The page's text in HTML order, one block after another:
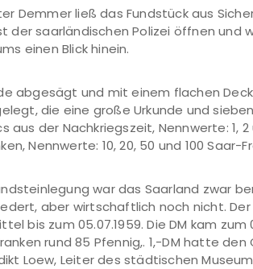
Demmer ließ das Fundstück aus
der saarländischen Polizei öffnen und
einen Blick hinein.
abgesägt und mit einem flachen
die eine große Urkunde und
aus der Nachkriegszeit, Nennwerte: 1,
Nennwerte: 10, 20, 50 und 100 Saar-
war das Saarland zwar
aber wirtschaftlich noch nicht.
bis zum 05.07.1959. Die DM kam zum
rund 85 Pfennig,. 1,-DM hatte den
Loew, Leiter des städtischen